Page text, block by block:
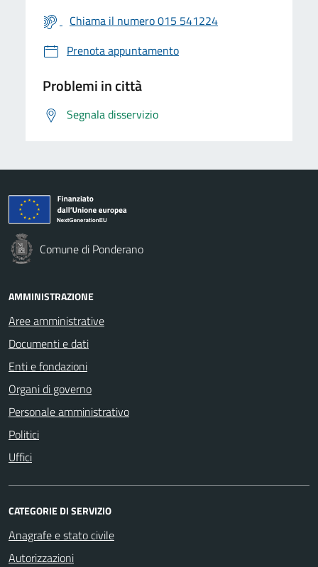
Chiama il numero 015 541224
Prenota appuntamento
Problemi in città
Segnala disservizio
Comune di Ponderano
AMMINISTRAZIONE
Aree amministrative
Documenti e dati
Enti e fondazioni
Organi di governo
Personale amministrativo
Politici
Uffici
CATEGORIE DI SERVIZIO
Anagrafe e stato civile
Autorizzazioni